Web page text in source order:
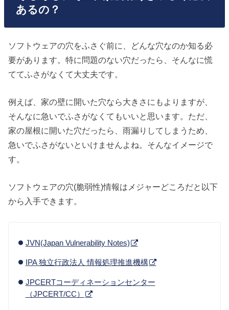
あるの？
ソフトウェアの穴をふさぐ前に、どんな穴なのか知る必
要があります。特に問題のない穴だったら、そんなに慌
ててふさがなくて大丈夫です。
例えば、家の壁に開いた穴なら大きさにもよりますが、
そんなに急いでふさがなくてもいいと思います。ただ、
家の屋根に開いた穴だったら、雨漏りしてしまうため、
急いでふさがないといけませんよね。そんなイメージで
す。
ソフトウェアの穴(脆弱性)情報はメジャーどころだと以下
から入手できます。
JVN(Japan Vulnerability Notes)
IPA 独立行政法人 情報処理推進機構
JPCERTコーディネーションセンター
（JPCERT/CC）